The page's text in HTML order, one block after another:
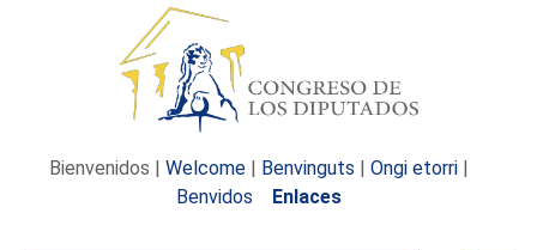
Bienvenidos | Welcome | Benvinguts | Ongi etorri |
Benvidos
Enlaces